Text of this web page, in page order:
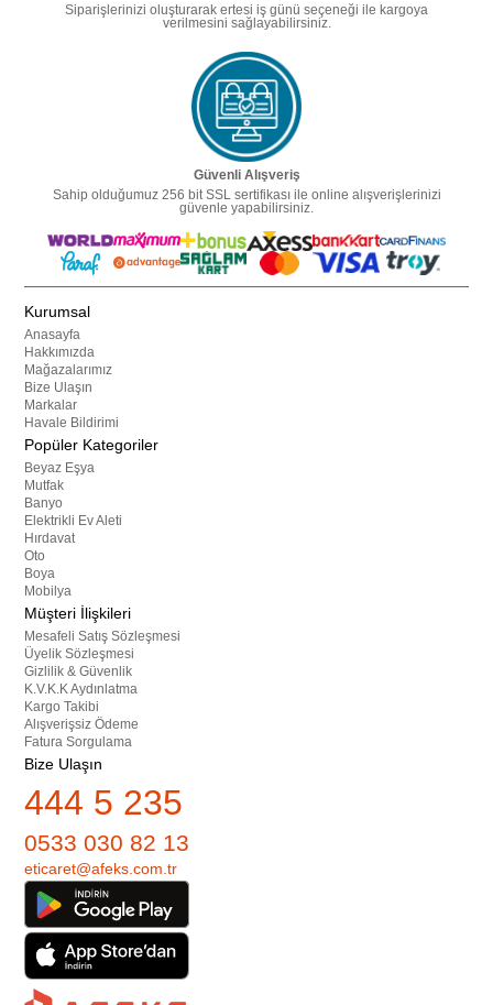
Siparişlerinizi oluşturarak ertesi iş günü seçeneği ile kargoya
verilmesini sağlayabilirsiniz.
Güvenli Alışveriş
Sahip olduğumuz 256 bit SSL sertifikası ile online alışverişlerinizi
güvenle yapabilirsiniz.
Kurumsal
Anasayfa
Hakkımızda
Mağazalarımız
Bize Ulaşın
Markalar
Havale Bildirimi
Popüler Kategoriler
Beyaz Eşya
Mutfak
Banyo
Elektrikli Ev Aleti
Hırdavat
Oto
Boya
Mobilya
Müşteri İlişkileri
Mesafeli Satış Sözleşmesi
Üyelik Sözleşmesi
Gizlilik & Güvenlik
K.V.K.K Aydınlatma
Kargo Takibi
Alışverişsiz Ödeme
Fatura Sorgulama
Bize Ulaşın
444 5 235
0533 030 82 13
eticaret@afeks.com.tr